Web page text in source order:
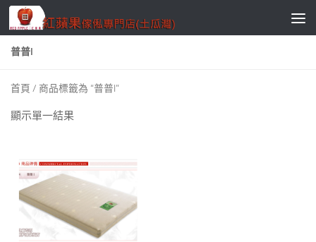
Skip to content
普普I
首頁 / 商品標籤為 “普普I”
顯示單一結果